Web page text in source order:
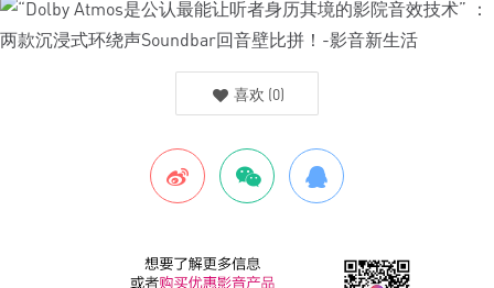
喜欢 (0)